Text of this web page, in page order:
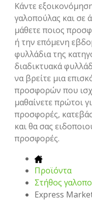
Κάντε
γαλοπούλας και σε
μάθετε ποιος
ή την επόμενη
φυλλάδια της
διαδικτυακά
να βρείτε μια
προσφορών που
μαθαίνετε πρώτοι
προσφορές,
και θα σας
προσφορές.
Προϊόντα
Στήθος
Express